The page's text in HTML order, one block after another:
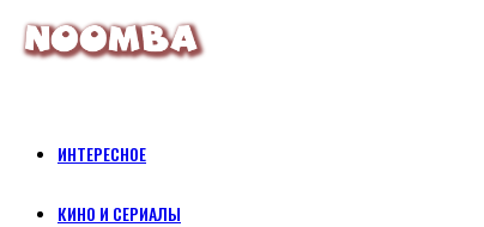
ИНТЕРЕСНОЕ
КИНО И СЕРИАЛЫ